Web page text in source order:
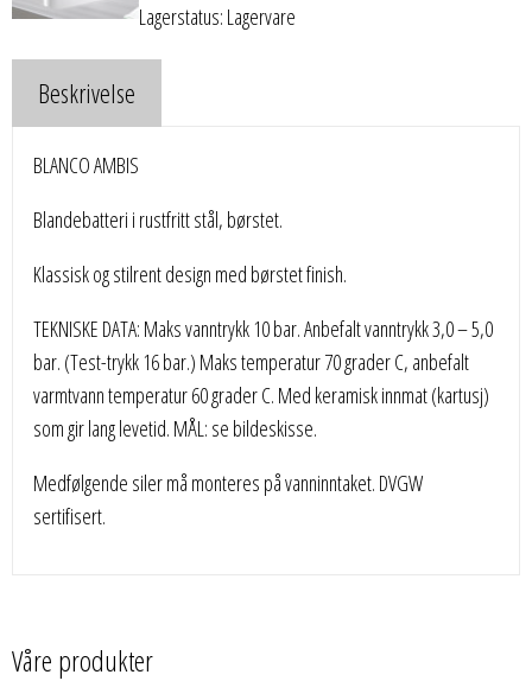
Lagerstatus: Lagervare
Beskrivelse
BLANCO AMBIS
Blandebatteri i rustfritt stål, børstet.
Klassisk og stilrent design med børstet finish.
TEKNISKE DATA: Maks vanntrykk 10 bar. Anbefalt vanntrykk 3,0 – 5,0
bar. (Test-trykk 16 bar.) Maks temperatur 70 grader C, anbefalt
varmtvann temperatur 60 grader C. Med keramisk innmat (kartusj)
som gir lang levetid. MÅL: se bildeskisse.
Medfølgende siler må monteres på vanninntaket. DVGW
sertifisert.
Våre produkter